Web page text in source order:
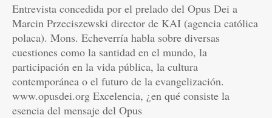
Entrevista concedida por el prelado del Opus Dei a
Marcin Przeciszewski director de KAI (agencia católica
polaca). Mons. Echeverría habla sobre diversas
cuestiones como la santidad en el mundo, la
participación en la vida pública, la cultura
contemporánea o el futuro de la evangelización.
www.opusdei.org Excelencia, ¿en qué consiste la
esencia del mensaje del Opus
agencia
de
noticias
polaca